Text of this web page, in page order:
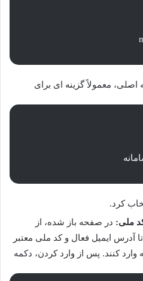
معمولاً گزینه ای برای
کرد.
ملی: در صفحه باز شده، از
آدرس ایمیل فعال و کد ملی معتبر
وارد کنند. پس از وارد کردن، دکمه